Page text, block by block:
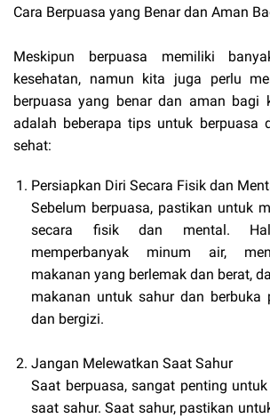
Cara Berpuasa yang Benar dan Aman
Meskipun berpuasa memiliki
kesehatan, namun kita juga perlu
berpuasa yang benar dan aman bagi
adalah beberapa tips untuk berpuasa
sehat:
Persiapkan Diri Secara Fisik dan
Sebelum berpuasa, pastikan untuk
secara fisik dan mental.
memperbanyak minum air,
makanan yang berlemak dan berat,
makanan untuk sahur dan berbuka
dan bergizi.
Jangan Melewatkan Saat Sahur
Saat berpuasa, sangat penting
saat sahur. Saat sahur, pastikan